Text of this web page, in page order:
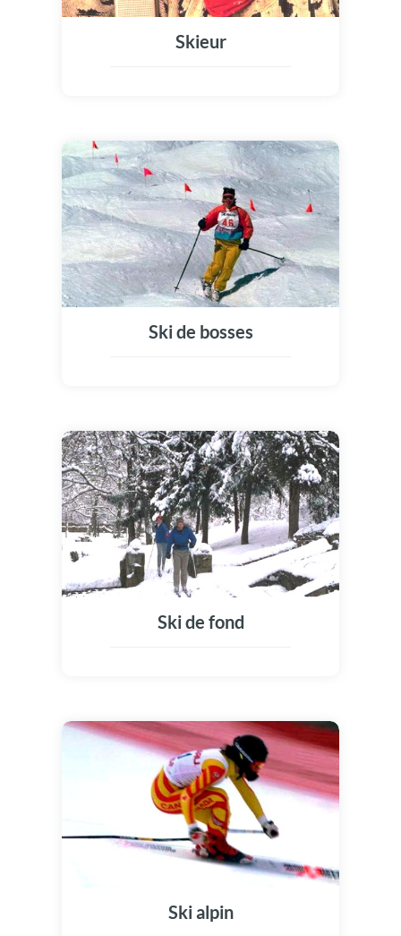
Skieur
Ski de bosses
Ski de fond
Ski alpin